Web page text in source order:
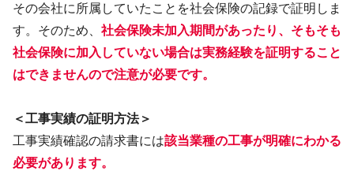
その会社に所属していたことを社会保険の記録で証明しま
す。そのため、 社会保険未加入期間があったり、そもそも
社会保険に加入していない場合は実務経験を証明すること
はできませんので注意が必要です。
＜工事実績の証明方法＞
工事実績確認の請求書には該当業種の工事が明確にわかる
必要があります。